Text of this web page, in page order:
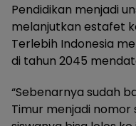
Pendidikan menjadi
melanjutkan estafet
Terlebih Indonesia
di tahun 2045
“Sebenarnya sudah
Timur menjadi nomor